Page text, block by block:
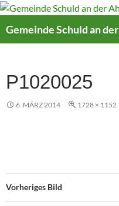
Gemeinde Schuld an
P1020025
6. MÄRZ 2014 1728 × 1152
Vorheriges Bild